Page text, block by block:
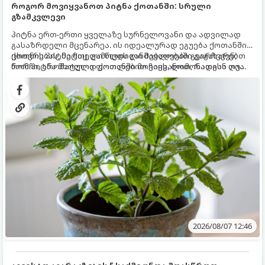
როგორ მოვიყვანოთ პიტნა ქოთანში: სრული
გზამკვლევი
პიტნა ერთ-ერთი ყველაზე სურნელოვანი და ადვილად
გასაზრდელი მცენარეა. ის იდეალურად ეგუება ქოთანში
ცხოვრებას, მეტიც, გამოცდილი მებაღეები გვირჩევენ,
რომ პიტნა მხოლოდ ქოთანში მოვიყვანოთ, რადგან ღია
გრუნტში (ბაღში) დარგვისას ის ფესვებით ძალიან
სწრაფად ვრცელდება და სხვა მცენარეებს ავიწროებს.
ქოთნის პიტნა მთელი წლის განმავლობაში გაგახარებთ
ნორჩი, არომატული ფოთლებით ჩაის, ლიმონათისა თუ
კერძებისთვის.
2026/08/07 12:46